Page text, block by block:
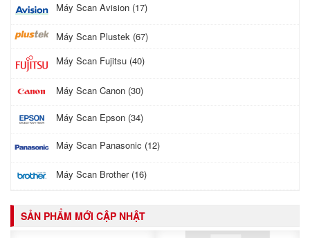
Máy Scan Avision (17)
Máy Scan Plustek (67)
Máy Scan Fujitsu (40)
Máy Scan Canon (30)
Máy Scan Epson (34)
Máy Scan Panasonic (12)
Máy Scan Brother (16)
SẢN PHẨM MỚI CẬP NHẬT